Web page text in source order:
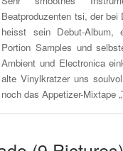
Beatproduzenten tsi, der
heisst sein Debut-Album,
Portion Samples und
Ambient und Electronica
alte Vinylkratzer uns
noch das Appetizer-